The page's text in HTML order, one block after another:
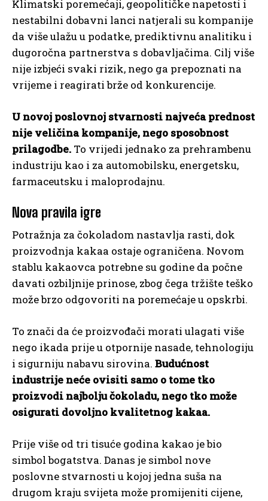
Klimatski poremećaji, geopolitičke napetosti i
nestabilni dobavni lanci natjerali su kompanije
da više ulažu u podatke, prediktivnu analitiku i
dugoročna partnerstva s dobavljačima. Cilj više
nije izbjeći svaki rizik, nego ga prepoznati na
vrijeme i reagirati brže od konkurencije.
U novoj poslovnoj stvarnosti najveća prednost
nije veličina kompanije, nego sposobnost
prilagodbe. To vrijedi jednako za prehrambenu
industriju kao i za automobilsku, energetsku,
farmaceutsku i maloprodajnu.
Nova pravila igre
Potražnja za čokoladom nastavlja rasti, dok
proizvodnja kakaa ostaje ograničena. Novom
stablu kakaovca potrebne su godine da počne
davati ozbiljnije prinose, zbog čega tržište teško
može brzo odgovoriti na poremećaje u opskrbi.
To znači da će proizvođači morati ulagati više
nego ikada prije u otpornije nasade, tehnologiju
i sigurniju nabavu sirovina. Budućnost
industrije neće ovisiti samo o tome tko
proizvodi najbolju čokoladu, nego tko može
osigurati dovoljno kvalitetnog kakaa.
Prije više od tri tisuće godina kakao je bio
simbol bogatstva. Danas je simbol nove
poslovne stvarnosti u kojoj jedna suša na
drugom kraju svijeta može promijeniti cijene,